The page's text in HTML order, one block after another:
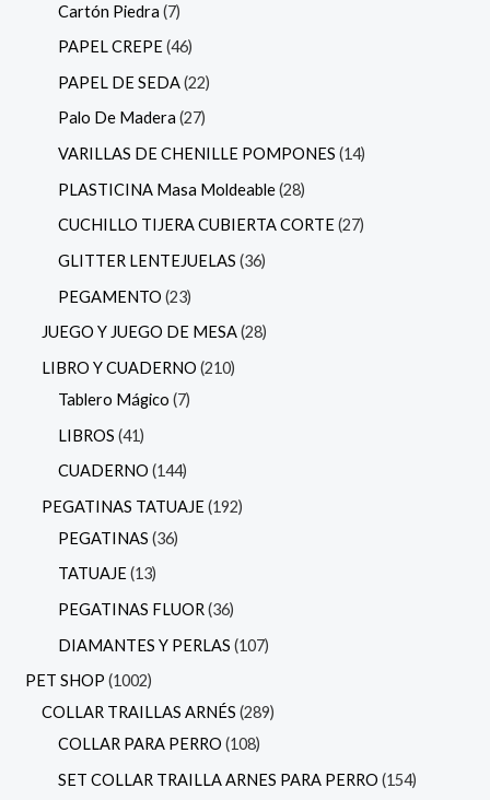
Cartón Piedra 7
PAPEL CREPE 46
PAPEL DE SEDA 22
Palo De Madera 27
VARILLAS DE CHENILLE POMPONES 14
PLASTICINA Masa Moldeable 28
CUCHILLO TIJERA CUBIERTA CORTE 27
GLITTER LENTEJUELAS 36
PEGAMENTO 23
JUEGO Y JUEGO DE MESA 28
LIBRO Y CUADERNO 210
Tablero Mágico 7
LIBROS 41
CUADERNO 144
PEGATINAS TATUAJE 192
PEGATINAS 36
TATUAJE 13
PEGATINAS FLUOR 36
DIAMANTES Y PERLAS 107
PET SHOP 1002
COLLAR TRAILLAS ARNÉS 289
COLLAR PARA PERRO 108
SET COLLAR TRAILLA ARNES PARA PERRO 154